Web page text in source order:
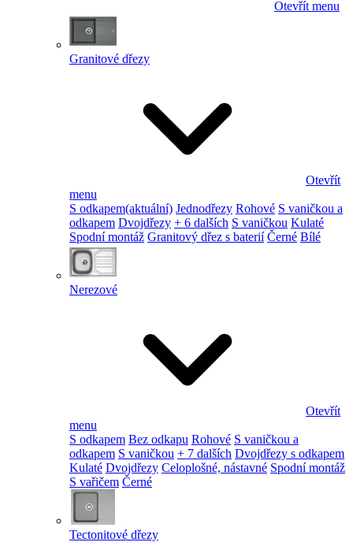
Otevřít menu
Granitové dřezy
Otevřít
menu
S odkapem(aktuální) Jednodřezy Rohové S vaničkou a
odkapem Dvojdřezy + 6 dalších S vaničkou Kulaté
Spodní montáž Granitový dřez s baterií Černé Bílé
Nerezové
Otevřít
menu
S odkapem Bez odkapu Rohové S vaničkou a
odkapem S vaničkou + 7 dalších Dvojdřezy s odkapem
Kulaté Dvojdřezy Celoplošné, nástavné Spodní montáž
S vařičem Černé
Tectonitové dřezy